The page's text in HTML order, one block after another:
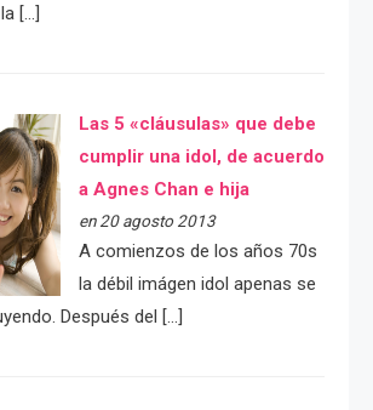
[…]
Las 5 «cláusulas» que debe
cumplir una idol, de acuerdo
a Agnes Chan e hija
en 20 agosto 2013
A comienzos de los años 70s
la débil imágen idol apenas se
Después del […]